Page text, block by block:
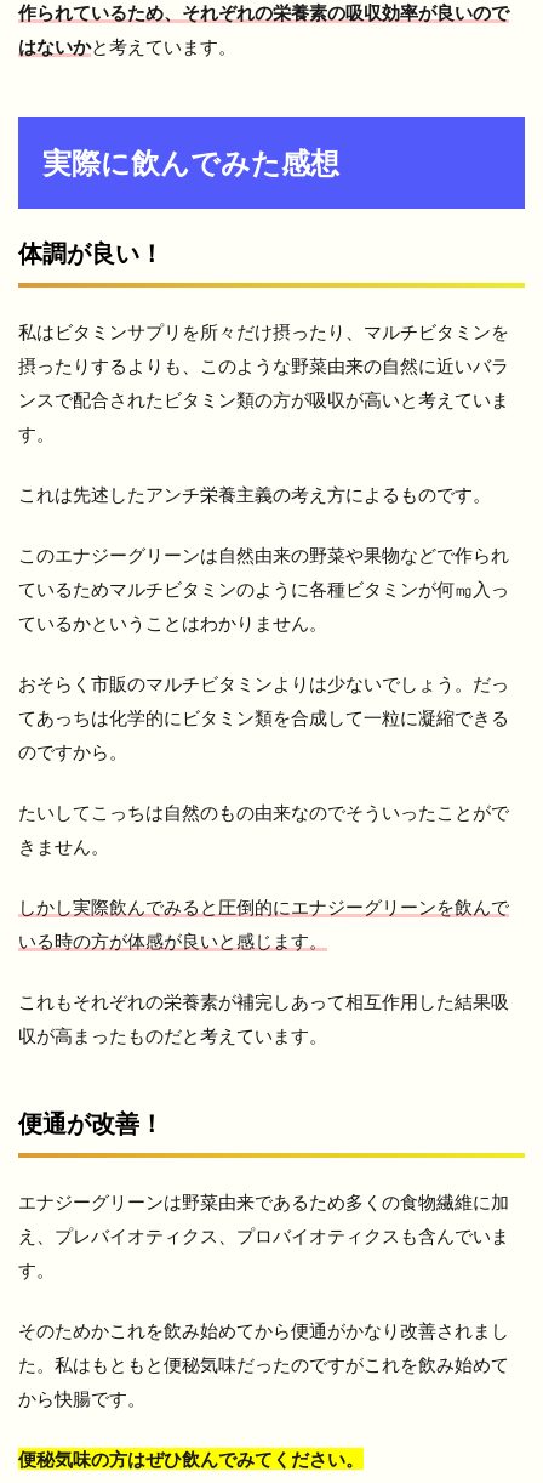
作られているため、それぞれの栄養素の吸収効率が良いので
はないかと考えています。
実際に飲んでみた感想
体調が良い！
私はビタミンサプリを所々だけ摂ったり、マルチビタミンを
摂ったりするよりも、このような野菜由来の自然に近いバラ
ンスで配合されたビタミン類の方が吸収が高いと考えていま
す。
これは先述したアンチ栄養主義の考え方によるものです。
このエナジーグリーンは自然由来の野菜や果物などで作られ
ているためマルチビタミンのように各種ビタミンが何㎎入っ
ているかということはわかりません。
おそらく市販のマルチビタミンよりは少ないでしょう。だっ
てあっちは化学的にビタミン類を合成して一粒に凝縮できる
のですから。
たいしてこっちは自然のもの由来なのでそういったことがで
きません。
しかし実際飲んでみると圧倒的にエナジーグリーンを飲んで
いる時の方が体感が良いと感じます。
これもそれぞれの栄養素が補完しあって相互作用した結果吸
収が高まったものだと考えています。
便通が改善！
エナジーグリーンは野菜由来であるため多くの食物繊維に加
え、プレバイオティクス、プロバイオティクスも含んでいま
す。
そのためかこれを飲み始めてから便通がかなり改善されまし
た。私はもともと便秘気味だったのですがこれを飲み始めて
から快腸です。
便秘気味の方はぜひ飲んでみてください。